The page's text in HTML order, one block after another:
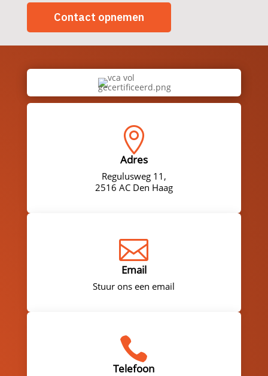
Contact opnemen

Adres
Regulusweg 11,
2516 AC Den Haag

Email
Stuur ons een email

Telefoon